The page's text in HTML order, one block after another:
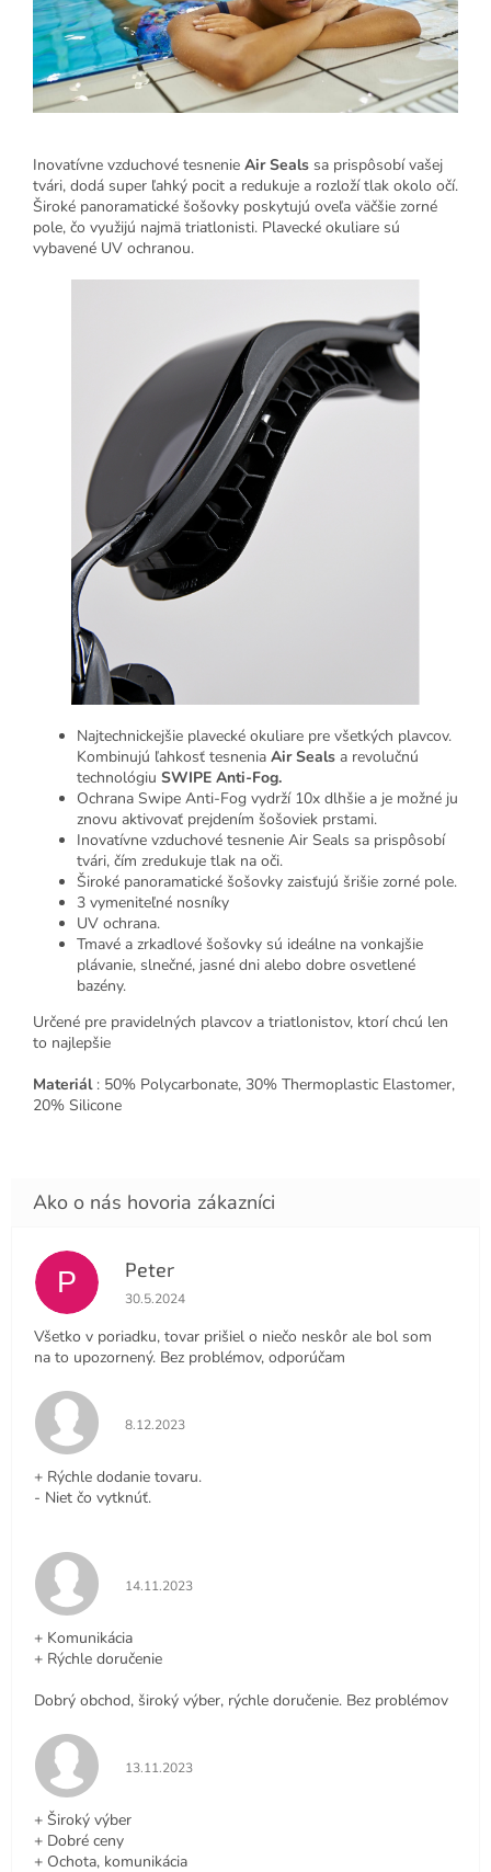
Inovatívne vzduchové tesnenie Air Seals sa prispôsobí vašej
tvári, dodá super ľahký pocit a redukuje a rozloží tlak okolo očí.
Široké panoramatické šošovky poskytujú oveľa väčšie zorné
pole, čo využijú najmä triatlonisti. Plavecké okuliare sú
vybavené UV ochranou.
Najtechnickejšie plavecké okuliare pre všetkých plavcov.
Kombinujú ľahkosť tesnenia Air Seals a revolučnú
technológiu SWIPE Anti-Fog.
Ochrana Swipe Anti-Fog vydrží 10x dlhšie a je možné ju
znovu aktivovať prejdením šošoviek prstami.
Inovatívne vzduchové tesnenie Air Seals sa prispôsobí
tvári, čím zredukuje tlak na oči.
Široké panoramatické šošovky zaisťujú šrišie zorné pole.
3 vymeniteľné nosníky
UV ochrana.
Tmavé a zrkadlové šošovky sú ideálne na vonkajšie
plávanie, slnečné, jasné dni alebo dobre osvetlené
bazény.
Určené pre pravidelných plavcov a triatlonistov, ktorí chcú len
to najlepšie
Materiál : 50% Polycarbonate, 30% Thermoplastic Elastomer,
20% Silicone
P Peter
Hodnotenie obchodu je 4 z 5 hviezdičiek.
30.5.2024
Všetko v poriadku, tovar prišiel o niečo neskôr ale bol som
na to upozornený. Bez problémov, odporúčam
Hodnotenie obchodu je 5 z 5 hviezdičiek.
8.12.2023
+ Rýchle dodanie tovaru.
- Niet čo vytknúť.
Hodnotenie obchodu je 5 z 5 hviezdičiek.
14.11.2023
+ Komunikácia
+ Rýchle doručenie
Dobrý obchod, široký výber, rýchle doručenie. Bez problémov
Hodnotenie obchodu je 5 z 5 hviezdičiek.
13.11.2023
+ Široký výber
+ Dobré ceny
+ Ochota, komunikácia